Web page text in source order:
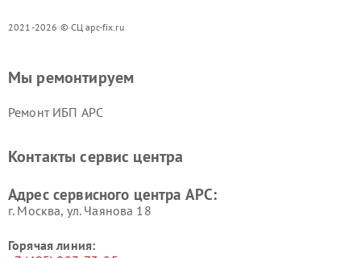
2021-2026 © СЦ apc-fix.ru
Мы ремонтируем
Ремонт ИБП APC
Контакты сервис центра
Адрес сервисного центра APC:
г. Москва, ул. Чаянова 18
Горячая линия: